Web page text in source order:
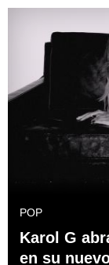
POP
Karol G
en su